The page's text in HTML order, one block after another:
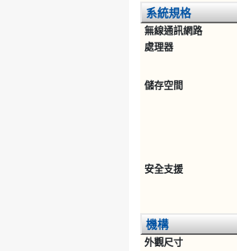
系統規格
無線通訊網路
處理器
儲存空間
安全支援
機構
外觀尺寸